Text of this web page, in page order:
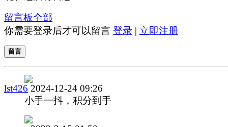
留言板全部
你需要登录后才可以留言 登录 | 立即注册
留言
lst426 2024-12-24 09:26
小手一抖，积分到手